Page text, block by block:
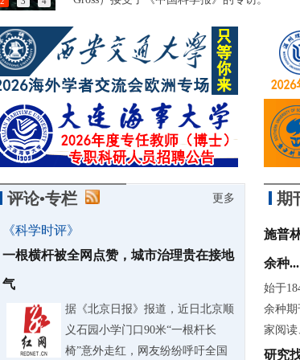
以匠心突破封锁，他们稳稳守护北京时间
评论•专栏 更多
《科学时评》
一根横杆被全网点赞，城市治理贵在接地
气
据《北京日报》报道，近日北京顺
义石园小学门口90米“一根杆长
椅”意外走红，网友纷纷呼吁全国
期
施普
余种...
始于
余种
家阅
研究